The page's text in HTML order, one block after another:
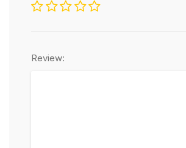
Review: